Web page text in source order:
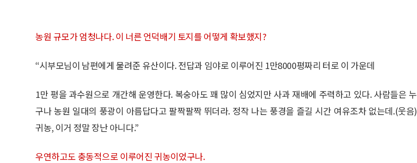
농원 규모가 엄청나다. 이 너른 언덕배기 토지를 어떻게 확보했지?
“시부모님이 남편에게 물려준 유산이다. 전답과 임야로 이루어진 1만8000평짜리 터로 이 가운데
1만 평을 과수원으로 개간해 운영한다. 복숭아도 꽤 많이 심었지만 사과 재배에 주력하고 있다. 사람들은 누
구나 농원 일대의 풍광이 아름답다고 팔짝팔짝 뛰더라. 정작 나는 풍경을 즐길 시간 여유조차 없는데.(웃음)
귀농, 이거 정말 장난 아니다.”
우연하고도 충동적으로 이루어진 귀농이었구나.